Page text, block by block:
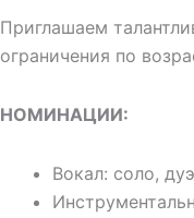
Приглашаем
ограничения по
НОМИНАЦИИ:
Вокал: соло,